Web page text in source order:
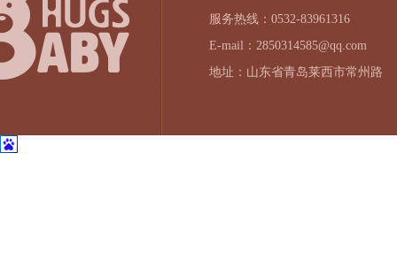
服务热线：0532-83961316
E-mail：2850314585@qq.com
地址：山东省青岛莱西市常州路